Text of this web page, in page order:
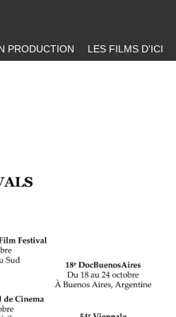
PRODUCTION LES FILMS D'ICI